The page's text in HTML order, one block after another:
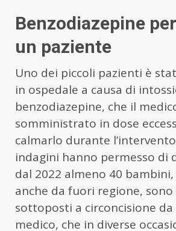
Benzodiazepine
un paziente
Uno dei piccoli pazienti è
in ospedale a causa di
benzodiazepine, che il
somministrato in dose
calmarlo durante
indagini hanno permesso di
dal 2022 almeno 40
anche da fuori regione,
sottoposti a circoncisione
medico, che in diverse